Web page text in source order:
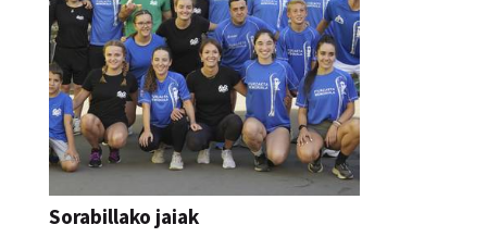
Sorabillako jaiak